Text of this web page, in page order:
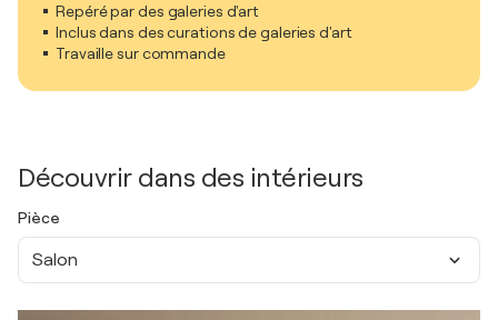
Repéré par des galeries d'art
Inclus dans des curations de galeries d'art
Travaille sur commande
Découvrir dans des intérieurs
Pièce
Salon